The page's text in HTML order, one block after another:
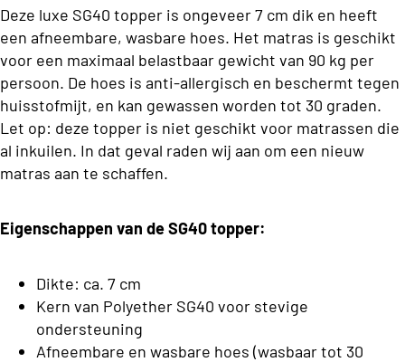
s
i
n
e
s
s
C
a
s
C
o
e
p
e
r
s
o
o
s
e
d
d
Boxsprings
Deze luxe SG40 topper is ongeveer 7 cm dik en heeft
een afneembare, wasbare hoes. Het matras is geschikt
voor een maximaal belastbaar gewicht van 90 kg per
persoon. De hoes is anti-allergisch en beschermt tegen
huisstofmijt, en kan gewassen worden tot 30 graden.
Let op: deze topper is niet geschikt voor matrassen die
al inkuilen. In dat geval raden wij aan om een nieuw
matras aan te schaffen.
Eigenschappen van de SG40 topper:
Dikte: ca. 7 cm
Kern van Polyether SG40 voor stevige
ondersteuning
Afneembare en wasbare hoes (wasbaar tot 30